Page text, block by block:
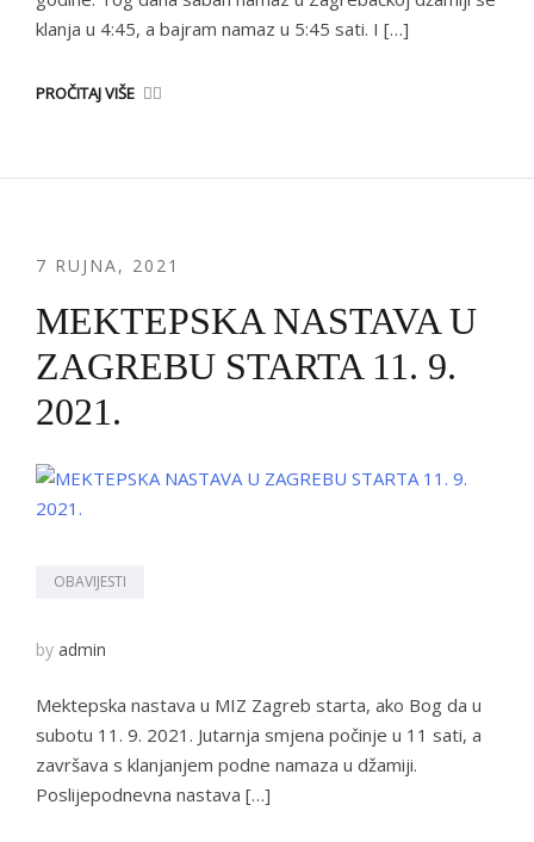
klanja u 4:45, a bajram namaz u 5:45 sati. I […]
PROČITAJ VIŠE
7 RUJNA, 2021
MEKTEPSKA NASTAVA U
ZAGREBU STARTA 11. 9.
2021.
OBAVIJESTI
by admin
Mektepska nastava u MIZ Zagreb starta, ako Bog da u
subotu 11. 9. 2021. Jutarnja smjena počinje u 11 sati, a
završava s klanjanjem podne namaza u džamiji.
Poslijepodnevna nastava […]